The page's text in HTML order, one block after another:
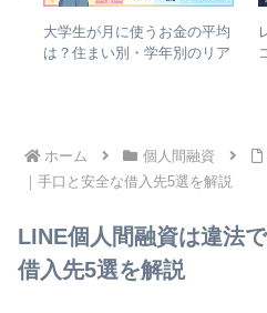
大学生が月に使うお金の平均
は？住まい別・学年別のリア
ホーム 個人間融資
｜手口と安全な借入先5選を解説
LINE個人間融資は違法
借入先5選を解説